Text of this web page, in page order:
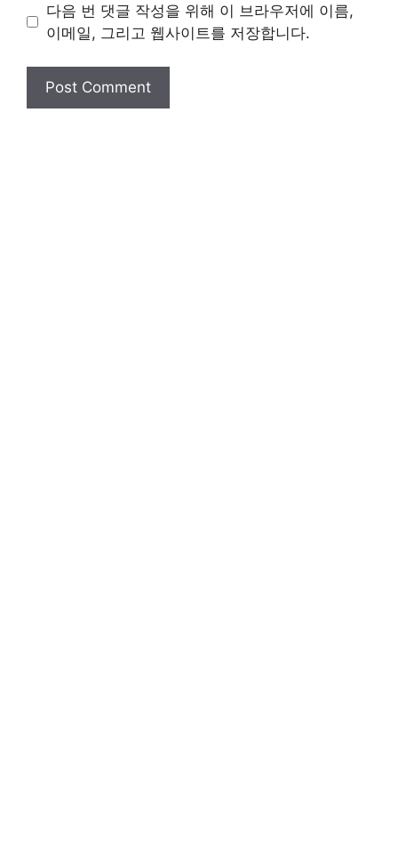
다음 번 댓글 작성을 위해 이 브라우저에 이름,
이메일, 그리고 웹사이트를 저장합니다.